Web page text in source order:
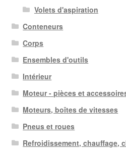
Volets d'aspiration
Conteneurs
Corps
Ensembles d'outils
Intérieur
Moteur - pièces et
Moteurs, boîtes de vitesses
Pneus et roues
Refroidissement, chauffage,